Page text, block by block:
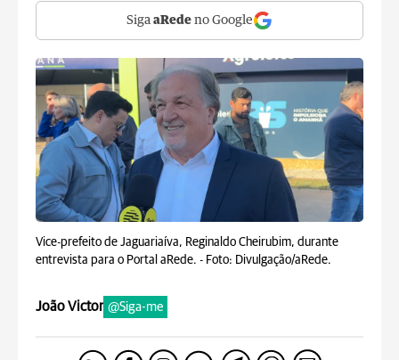
Siga aRede no Google
Vice-prefeito de Jaguariaíva, Reginaldo Cheirubim, durante
entrevista para o Portal aRede. - Foto: Divulgação/aRede.
João Victor @Siga-me